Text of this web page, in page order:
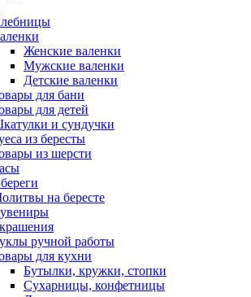
Женские валенки
Мужские валенки
Детские валенки
для бани
для детей
и сундучки
из бересты
из шерсти
на бересте
ручной работы
для кухни
Бутылки, кружки, стопки
Сухарницы, конфетницы